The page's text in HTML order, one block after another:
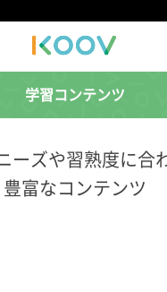
学習コンテンツ
ーズや習熟度に合
豊富なコンテンツ